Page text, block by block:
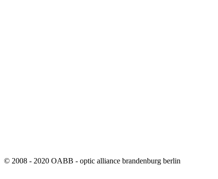
© 2008 - 2020 OABB - optic alliance brandenburg berlin